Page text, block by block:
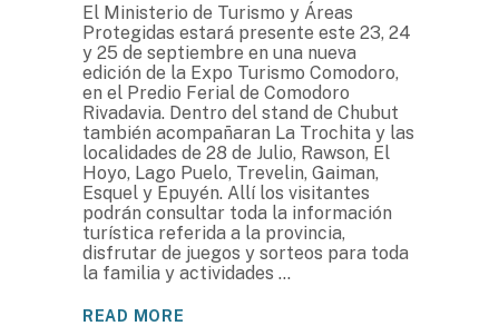
El Ministerio de Turismo y Áreas
Protegidas estará presente este 23, 24
y 25 de septiembre en una nueva
edición de la Expo Turismo Comodoro,
en el Predio Ferial de Comodoro
Rivadavia. Dentro del stand de Chubut
también acompañaran La Trochita y las
localidades de 28 de Julio, Rawson, El
Hoyo, Lago Puelo, Trevelin, Gaiman,
Esquel y Epuyén. Allí los visitantes
podrán consultar toda la información
turística referida a la provincia,
disfrutar de juegos y sorteos para toda
la familia y actividades
READ MORE